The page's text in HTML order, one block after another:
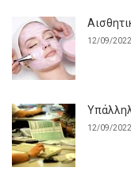
12/09/2022
12/09/2022